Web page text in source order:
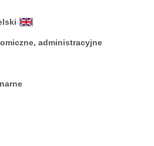
administracyjne